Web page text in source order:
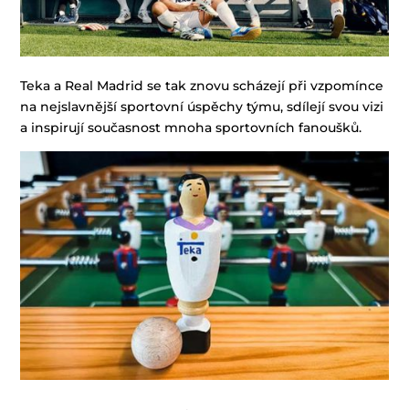
Teka a Real Madrid se tak znovu scházejí při vzpomínce
na nejslavnější sportovní úspěchy týmu, sdílejí svou vizi
a inspirují současnost mnoha sportovních fanoušků.